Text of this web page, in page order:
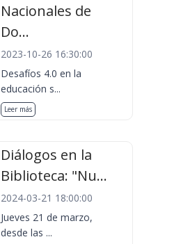
Nacionales de
Do...
2023-10-26 16:30:00
Desafíos 4.0 en la
educación s...
Leer más
Diálogos en la
Biblioteca: "Nu...
2024-03-21 18:00:00
Jueves 21 de marzo,
desde las ...